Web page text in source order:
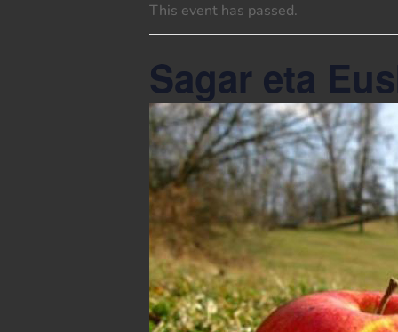
This event has passed.
Sagar eta